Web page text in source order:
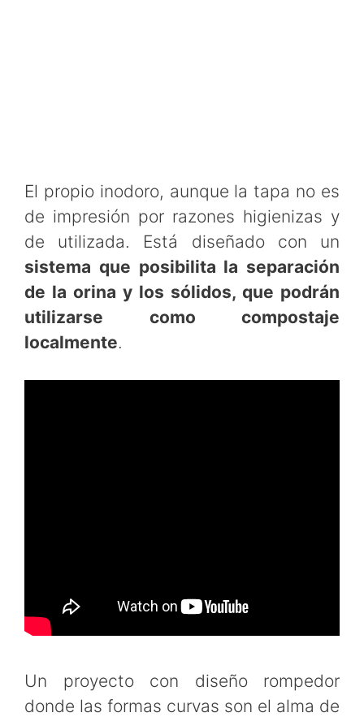
El propio inodoro, aunque la tapa no es
de impresión por razones higienizas y
de utilizada. Está diseñado con un
sistema que posibilita la separación
de la orina y los sólidos, que podrán
utilizarse como compostaje
localmente.
Un proyecto con diseño rompedor
donde las formas curvas son el alma de